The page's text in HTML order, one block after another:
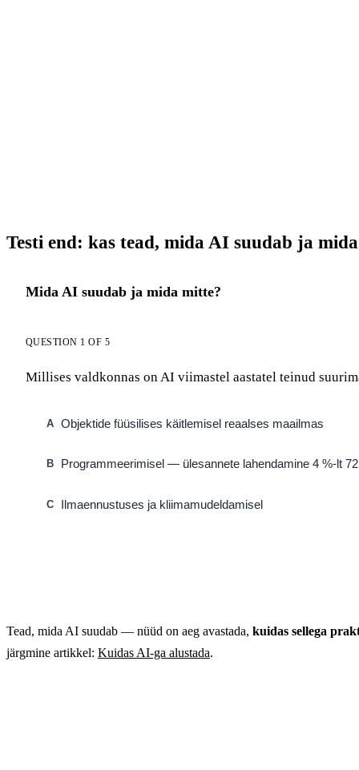
Testi end: kas tead, mida AI suudab ja
Mida AI suudab ja mida mitte?
QUESTION 1 OF 5
Millises valdkonnas on AI viimastel aastatel teinud
A Objektide füüsilises käitlemisel reaalses maailmas
B Programmeerimisel — ülesannete lahendamine 4 %-lt
C Ilmaennustuses ja kliimamudeldamisel
Tead, mida AI suudab — nüüd on aeg avastada, kuidas sellega
järgmine artikkel: Kuidas AI-ga alustada.